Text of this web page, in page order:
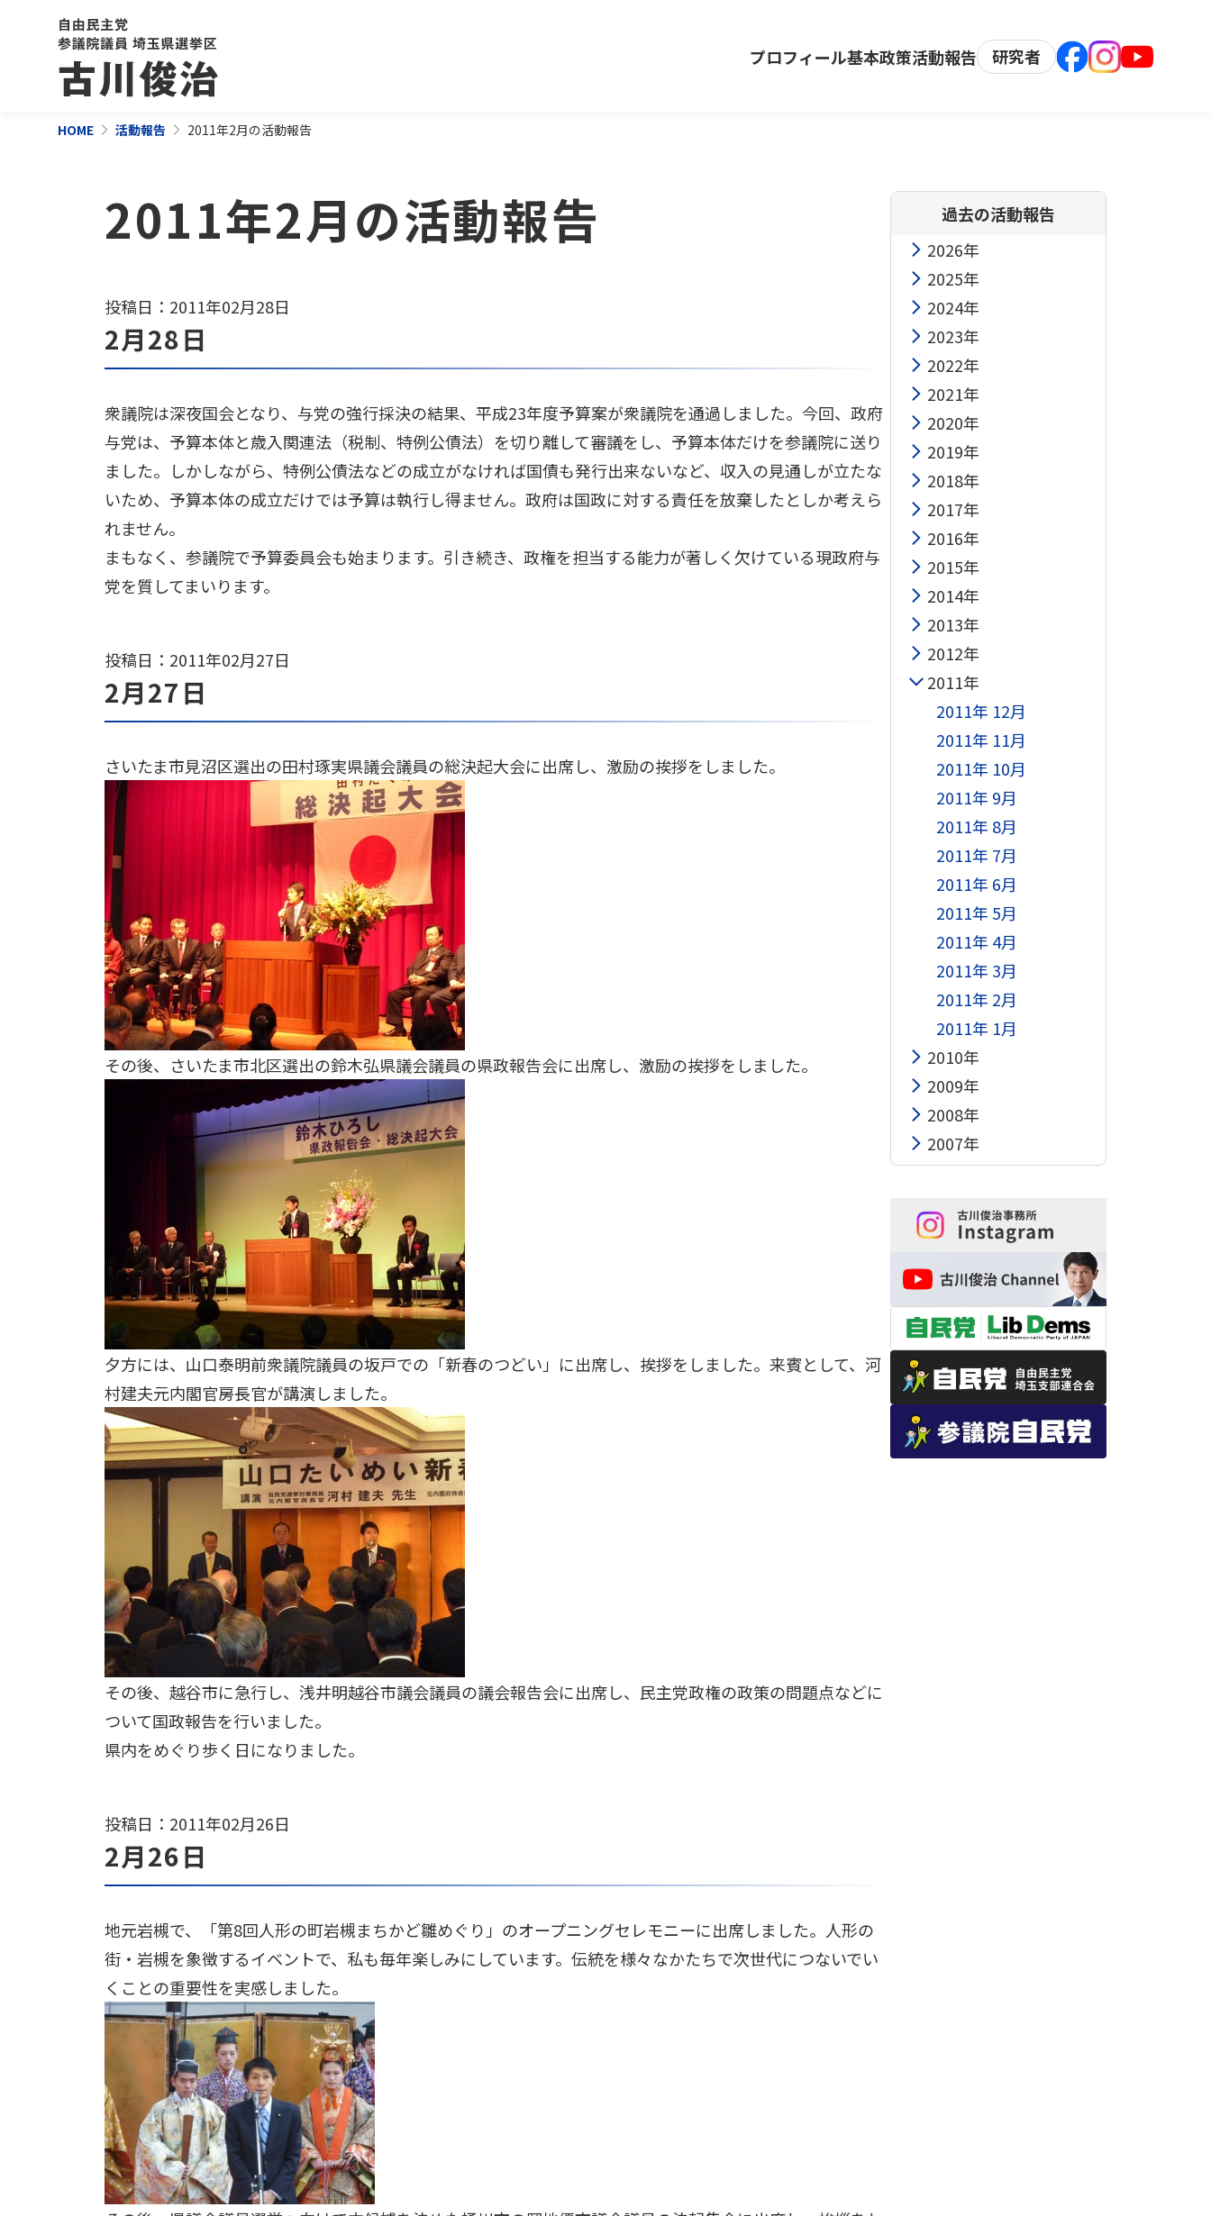
プロフィール基本政策活動報告 研究者
HOME 活動報告 2011年2月の活動報告
2011年2月の活動報告
投稿日：2011年02月28日
2月28日
衆議院は深夜国会となり、与党の強行採決の結果、平成23年度予算案が衆議院を通過しました。今回、政府
与党は、予算本体と歳入関連法（税制、特例公債法）を切り離して審議をし、予算本体だけを参議院に送り
ました。しかしながら、特例公債法などの成立がなければ国債も発行出来ないなど、収入の見通しが立たな
いため、予算本体の成立だけでは予算は執行し得ません。政府は国政に対する責任を放棄したとしか考えら
れません。
まもなく、参議院で予算委員会も始まります。引き続き、政権を担当する能力が著しく欠けている現政府与
党を質してまいります。
投稿日：2011年02月27日
2月27日
さいたま市見沼区選出の田村琢実県議会議員の総決起大会に出席し、激励の挨拶をしました。
その後、さいたま市北区選出の鈴木弘県議会議員の県政報告会に出席し、激励の挨拶をしました。
夕方には、山口泰明前衆議院議員の坂戸での「新春のつどい」に出席し、挨拶をしました。来賓として、河
村建夫元内閣官房長官が講演しました。
その後、越谷市に急行し、浅井明越谷市議会議員の議会報告会に出席し、民主党政権の政策の問題点などに
ついて国政報告を行いました。
県内をめぐり歩く日になりました。
投稿日：2011年02月26日
2月26日
地元岩槻で、「第8回人形の町岩槻まちかど雛めぐり」のオープニングセレモニーに出席しました。人形の
街・岩槻を象徴するイベントで、私も毎年楽しみにしています。伝統を様々なかたちで次世代につないでい
くことの重要性を実感しました。
過去の活動報告
2026年
2025年
2024年
2023年
2022年
2021年
2020年
2019年
2018年
2017年
2016年
2015年
2014年
2013年
2012年
2011年
2011年 12月
2011年 11月
2011年 10月
2011年 9月
2011年 8月
2011年 7月
2011年 6月
2011年 5月
2011年 4月
2011年 3月
2011年 2月
2011年 1月
2010年
2009年
2008年
2007年